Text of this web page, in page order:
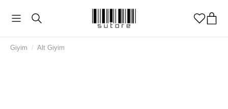
Giyim / Alt Giyim